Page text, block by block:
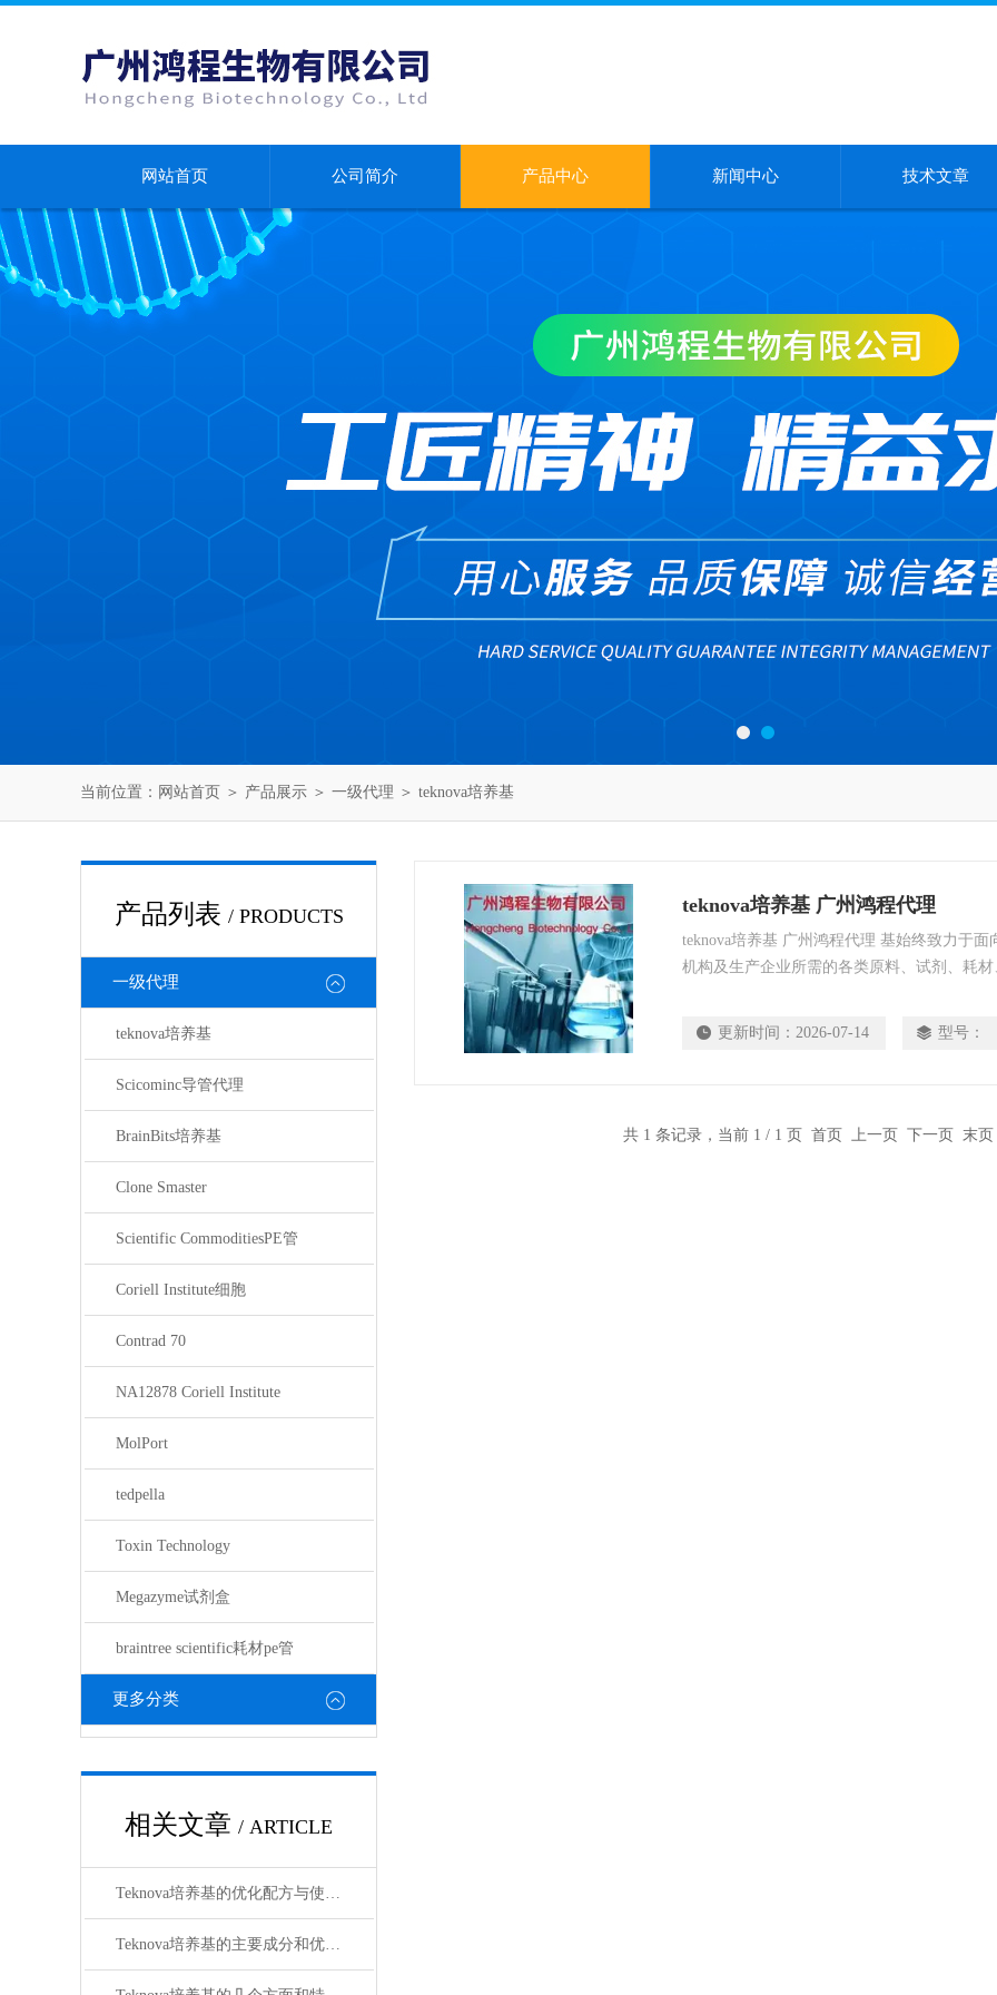
网站首页 公司简介 产品中心 新闻中心 技术文章
当前位置： 网站首页 ＞ 产品展示 ＞ 一级代理 ＞ teknova培养基
产品列表 / PRODUCTS
一级代理
teknova培养基
Scicominc导管代理
BrainBits培养基
Clone Smaster
Scientific CommoditiesPE管
Coriell Institute细胞
Contrad 70
NA12878 Coriell Institute
MolPort
tedpella
Toxin Technology
Megazyme试剂盒
braintree scientific耗材pe管
更多分类
相关文章 / ARTICLE
Teknova培养基的优化配方与使用技巧
Teknova培养基的主要成分和优点有哪些？
teknova培养基 广州鸿程代理
teknova培养基 广州鸿程代理 基始终致力于
机构及生产企业所需的各类原料、试剂、耗
货， 706020/706025现货，Megazyme的大部分
更新时间： 2026-07-14 型号：
共 1 条记录，当前 1 / 1 页 首页 上一页 下一页 末